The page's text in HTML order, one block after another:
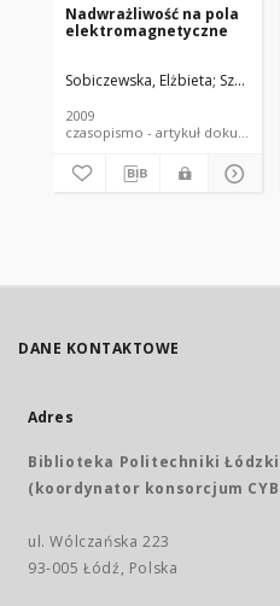
Nadwrażliwość na pola
elektromagnetyczne
Sobiczewska, Elżbieta
2009
czasopismo -
DANE KONTAKTOWE
Adres
Biblioteka Politechniki
(koordynator konsorcjum
ul. Wólczańska 223
93-005 Łódź, Polska